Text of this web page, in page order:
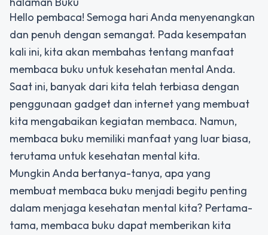
Hello pembaca! Semoga hari Anda menyenangkan
dan penuh dengan semangat. Pada kesempatan
kali ini, kita akan membahas tentang manfaat
membaca buku untuk kesehatan mental Anda.
Saat ini, banyak dari kita telah terbiasa dengan
penggunaan gadget dan internet yang membuat
kita mengabaikan kegiatan membaca. Namun,
membaca buku memiliki manfaat yang luar biasa,
terutama untuk kesehatan mental kita.
Mungkin Anda bertanya-tanya, apa yang
membuat membaca buku menjadi begitu penting
dalam menjaga kesehatan mental kita? Pertama-
tama, membaca buku dapat memberikan kita